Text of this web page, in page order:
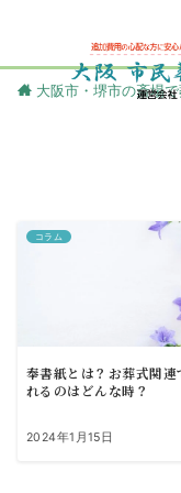
大阪市・堺市の斎場
コラム
奉書紙とは？お葬式関連
れるのはどんな時？
2024年1月15日